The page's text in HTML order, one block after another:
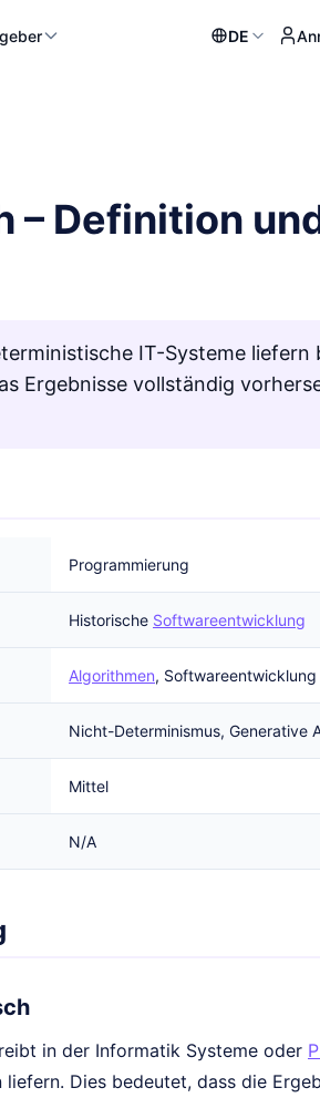
DE
– Definition
IT-Systeme liefern
Ergebnisse vollständig
Programmierung
Historische Softwareentwicklung
Algorithmen, Softwareentwicklung
Nicht-Determinismus, Generative
Mittel
N/A
in der Informatik Systeme oder
Dies bedeutet, dass die